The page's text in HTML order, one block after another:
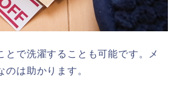
とで洗濯することも可能です。メ
のは助かります。